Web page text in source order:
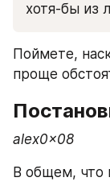
хотя-бы из
Поймете,
проще
alex0x08
В общем, что